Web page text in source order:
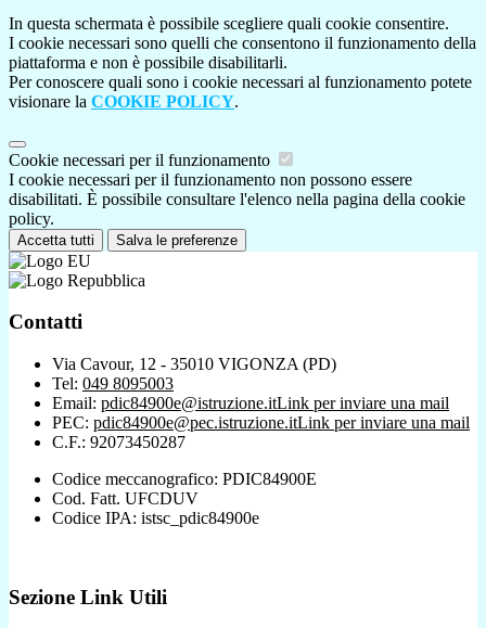
In questa schermata è possibile scegliere quali cookie consentire.
I cookie necessari sono quelli che consentono il funzionamento della
piattaforma e non è possibile disabilitarli.
Per conoscere quali sono i cookie necessari al funzionamento potete
visionare la COOKIE POLICY.
Cookie necessari per il funzionamento
I cookie necessari per il funzionamento non possono essere
disabilitati. È possibile consultare l'elenco nella pagina della cookie
policy.
Accetta tutti Salva le preferenze
Contatti
Via Cavour, 12 - 35010 VIGONZA (PD)
Tel: 049 8095003
Email: pdic84900e@istruzione.itLink per inviare una mail
PEC: pdic84900e@pec.istruzione.itLink per inviare una mail
C.F.: 92073450287
Codice meccanografico: PDIC84900E
Cod. Fatt. UFCDUV
Codice IPA: istsc_pdic84900e
Sezione Link Utili